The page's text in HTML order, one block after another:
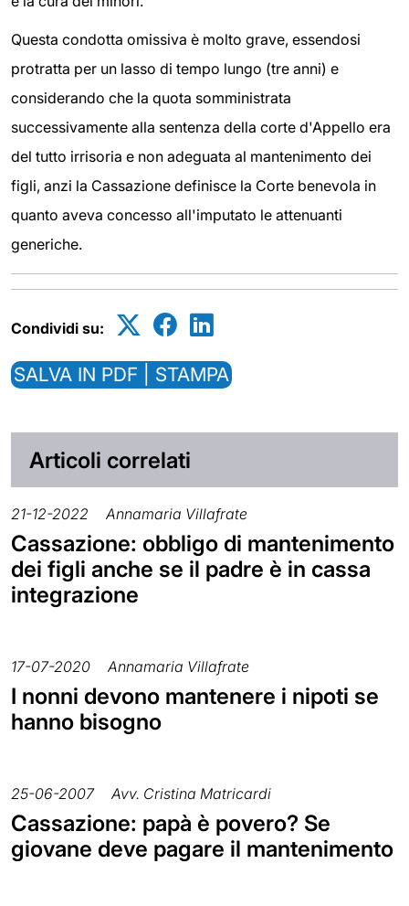
Questa condotta omissiva è molto grave, essendosi
protratta per un lasso di tempo lungo (tre anni) e
considerando che la quota somministrata
successivamente alla sentenza della corte d'Appello era
del tutto irrisoria e non adeguata al mantenimento dei
figli, anzi la Cassazione definisce la Corte benevola in
quanto aveva concesso all'imputato le attenuanti
generiche.
Condividi su:
SALVA IN PDF | STAMPA
Articoli correlati
21-12-2022 Annamaria Villafrate
Cassazione: obbligo di mantenimento
dei figli anche se il padre è in cassa
integrazione
17-07-2020 Annamaria Villafrate
I nonni devono mantenere i nipoti se
hanno bisogno
25-06-2007 Avv. Cristina Matricardi
Cassazione: papà è povero? Se
giovane deve pagare il mantenimento